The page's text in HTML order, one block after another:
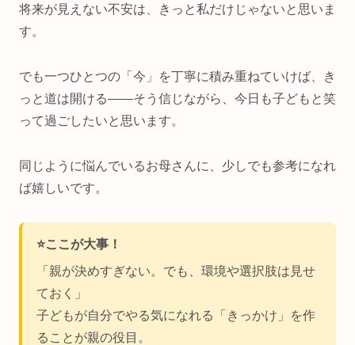
将来が見えない不安は、きっと私だけじゃないと思いま
す。
でも一つひとつの「今」を丁寧に積み重ねていけば、き
っと道は開ける——そう信じながら、今日も子どもと笑
って過ごしたいと思います。
同じように悩んでいるお母さんに、少しでも参考になれ
ば嬉しいです。
⭐️ここが大事！
「親が決めすぎない。でも、環境や選択肢は見せ
ておく」
子どもが自分でやる気になれる「きっかけ」を作
ることが親の役目。